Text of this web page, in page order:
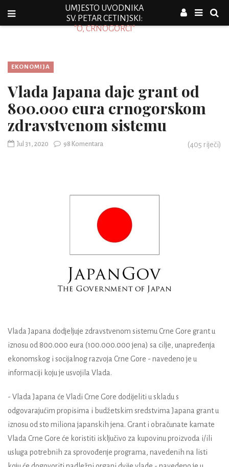
UMJESTO UVODNIKA
SV. PETAR CETINJSKI:
"O, CRNOGORCI"
EKONOMIJA
Vlada Japana daje grant od
800.000 eura crnogorskom
zdravstvenom sistemu
Jul 31, 2020 98 Komentara (405 riječi)
Vlada Japana dodjeljuje zdravstvenom sistemu Crne Gore grant u
iznosu od 800.000 eura (100.000.000 jena) sa cilje, unapređenja
ekonomskog i socijalnog razvoja Crne Gore - navedeno je u
informaciji koju je usvojila Vlada.
- Vlada Japana će Vladi Crne Gore dodijeliti u skladu s
odgovarajućim propisima i budžetskim sredstvima Japana grant u
iznosu od sto miliona japanskih jena. Grant i obračunate kamate
Vlada Crne Gore će koristiti isključivo za kupovinu proizvoda i/ili
usluga potrebnih za sprovođenje programa, navedenih na listi